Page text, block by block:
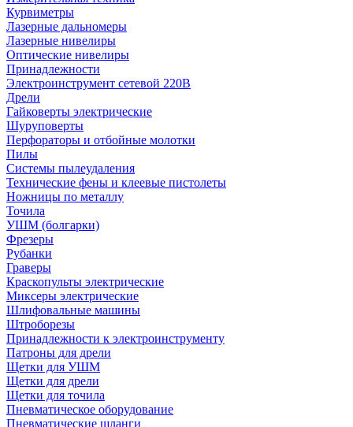
Курвиметры
Лазерные дальномеры
Лазерные нивелиры
Оптические нивелиры
Принадлежности
Электроинструмент сетевой 220В
Дрели
Гайковерты электрические
Шуруповерты
Перфораторы и отбойные молотки
Пилы
Системы пылеудаления
Технические фены и клеевые пистолеты
Ножницы по металлу
Точила
УШМ (болгарки)
Фрезеры
Рубанки
Граверы
Краскопульты электрические
Миксеры электрические
Шлифовальные машины
Штроборезы
Принадлежности к электроинструменту
Патроны для дрели
Щетки для УШМ
Щетки для дрели
Щетки для точила
Пневматическое оборудование
Пневматические шланги